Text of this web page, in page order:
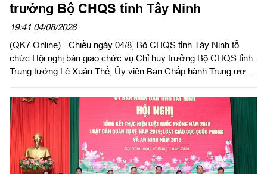
trưởng Bộ CHQS tỉnh Tây Ninh
19:41 04/08/2026
(QK7 Online) - Chiều ngày 04/8, Bộ CHQS tỉnh Tây Ninh tổ
chức Hội nghị bàn giao chức vụ Chỉ huy trưởng Bộ CHQS tỉnh.
Trung tướng Lê Xuân Thế, Ủy viên Ban Chấp hành Trung ương
lệnh Quân khu 7 và đồng chí Nguyễn Văn Quyết, Ủy viên Ban
Chấp hành Trung ương Đảng, Bí thư Tỉnh ủy, Bí thư Đảng ủy
Quân sự tỉnh đồng chủ trì hội nghị.